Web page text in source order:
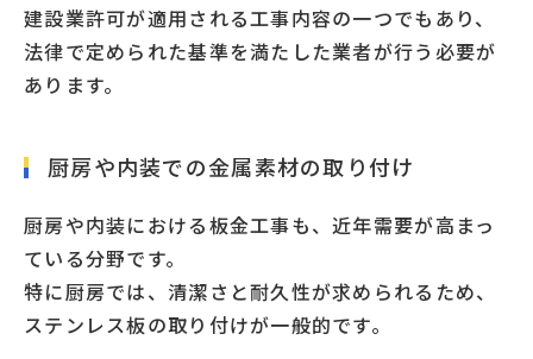
建設業許可が適用される工事内容の一つでもあり、
法律で定められた基準を満たした業者が行う必要が
あります。
厨房や内装での金属素材の取り付け
厨房や内装における板金工事も、近年需要が高まっ
ている分野です。
特に厨房では、清潔さと耐久性が求められるため、
ステンレス板の取り付けが一般的です。